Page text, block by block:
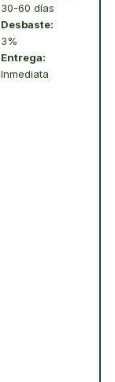
30-60 días
Desbaste:
3%
Entrega:
Inmediata